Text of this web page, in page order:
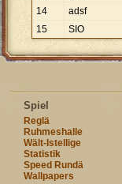
14
adsf
15
SIO
Spiel
Reglä
Ruhmeshalle
Wält-Istellige
Statistik
Speed Rundä
Wallpapers